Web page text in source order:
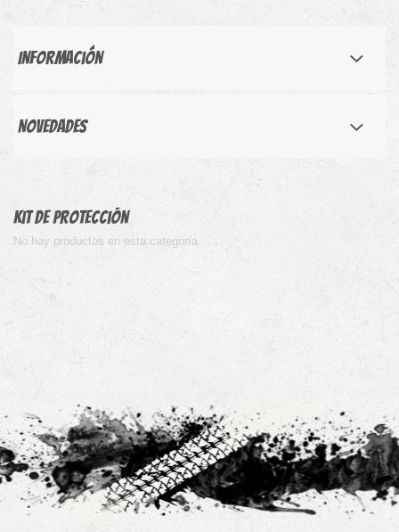
Información
Novedades
Kit de protección
No hay productos en esta categoría